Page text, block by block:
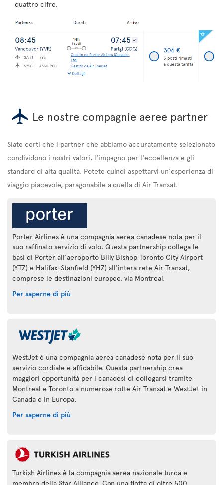
quattro cifre.
Le nostre compagnie aeree partner
Siate certi che i partner che abbiamo accuratamente selezionato
condividono i nostri valori, l'impegno per l'eccellenza e gli
standard di alta qualità. Potete quindi aspettarvi un'esperienza di
viaggio piacevole, paragonabile a quella di Air Transat.
Porter Airlines è una compagnia aerea canadese nota per il
suo raffinato servizio di volo. Questa partnership collega le
basi di Porter all'aeroporto Billy Bishop Toronto City Airport
(YTZ) e Halifax-Stanfield (YHZ) all'intera rete Air Transat,
comprese le destinazioni europee, via Montreal.
Per saperne di più
WestJet è una compagnia aerea canadese nota per il suo
servizio cordiale e affidabile. Questa partnership crea
maggiori opportunità per i canadesi di collegarsi tramite
Montreal e Toronto a numerose rotte Air Transat e WestJet in
Canada e in Europa.
Per saperne di più
Turkish Airlines è la compagnia aerea nazionale turca e
membro della Star Alliance. Con una flotta di oltre 500